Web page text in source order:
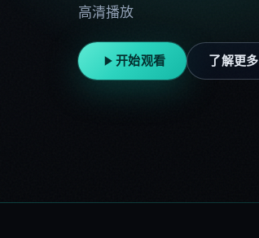
高清播放
开始观看 了解更多